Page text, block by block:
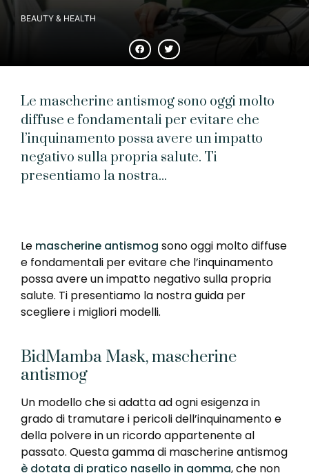
BEAUTY & HEALTH
Le mascherine antismog sono oggi molto
diffuse e fondamentali per evitare che
l’inquinamento possa avere un impatto
negativo sulla propria salute. Ti
presentiamo la nostra...
Le mascherine antismog sono oggi molto diffuse
e fondamentali per evitare che l’inquinamento
possa avere un impatto negativo sulla propria
salute. Ti presentiamo la nostra guida per
scegliere i migliori modelli.
BidMamba Mask, mascherine
antismog
Un modello che si adatta ad ogni esigenza in
grado di tramutare i pericoli dell’inquinamento e
della polvere in un ricordo appartenente al
passato. Questa gamma di mascherine antismog
è dotata di pratico nasello in gomma, che non